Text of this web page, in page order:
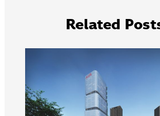
Related